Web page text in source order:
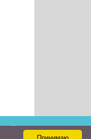
Контакты